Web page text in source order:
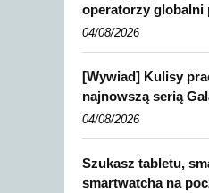
operatorzy globalni
04/08/2026
[Wywiad] Kulisy
najnowszą serią
04/08/2026
Szukasz tabletu,
smartwatcha na